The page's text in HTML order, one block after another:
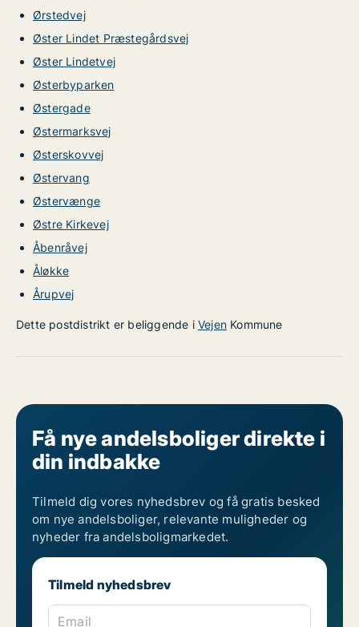
Ørstedvej
Øster Lindet Præstegårdsvej
Øster Lindetvej
Østerbyparken
Østergade
Østermarksvej
Østerskovvej
Østervang
Østervænge
Østre Kirkevej
Åbenråvej
Åløkke
Årupvej
Dette postdistrikt er beliggende i Vejen Kommune
Få nye andelsboliger direkte i
din indbakke
Tilmeld dig vores nyhedsbrev og få gratis besked
om nye andelsboliger, relevante muligheder og
nyheder fra andelsboligmarkedet.
Tilmeld nyhedsbrev
Email